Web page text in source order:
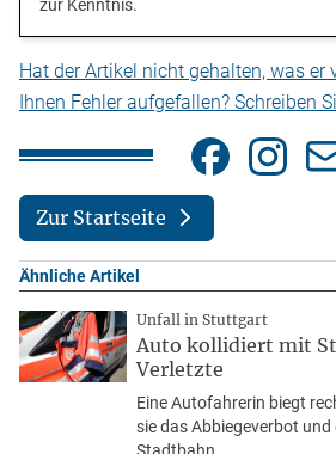
zur Kenntnis.
Hat der Artikel nicht gehalten, was er
Ihnen Fehler aufgefallen? Schreiben
Zur Startseite
Ähnliche Artikel
Unfall in Stuttgart
Auto kollidiert mit
Verletzte
Eine Autofahrerin biegt
sie das Abbiegeverbot